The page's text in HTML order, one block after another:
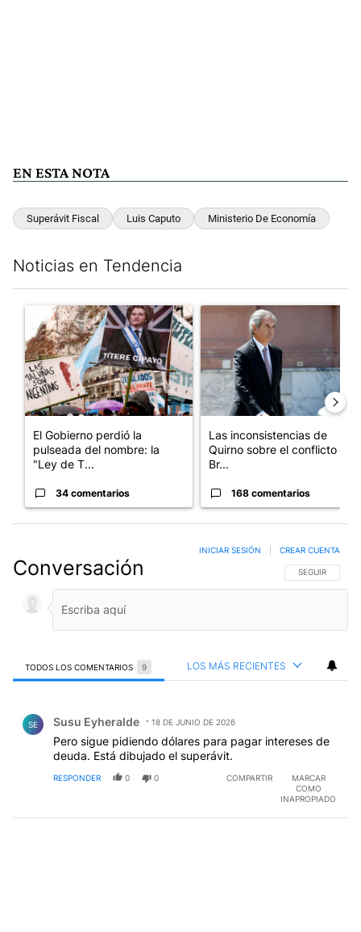
EN ESTA NOTA
Superávit Fiscal Luis Caputo Ministerio De Economía
Noticias en Tendencia
Un artículo de tendencia con el título "El Gobierno perdió la
El Gobierno perdió la
pulseada del nombre: la
"Ley de T...
34 comentarios
Un artículo de tendencia con
Las inconsistencias de
Quirno sobre el conflicto con
Br...
168 comentarios
Conversación SIGA ESTA
SEGUIR
INICIAR SESIÓN CREAR CUENTA
TODOS LOS COMENTARIOS 9 LOS MÁS RECIENTES
SE Susu Eyheralde 18 DE JUNIO DE 2026
Pero sigue pidiendo dólares para pagar intereses de
deuda. Está dibujado el superávit.
RESPONDER 0 0 COMPARTIR
MARCAR
COMO
INAPROPIADO